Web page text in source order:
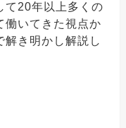
て20年以上多くの
働いてきた視点か
解き明かし解説し